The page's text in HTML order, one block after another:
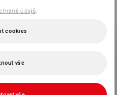
údajů.
cookies
vše